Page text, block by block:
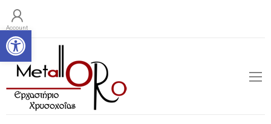
Account
Open toolbar